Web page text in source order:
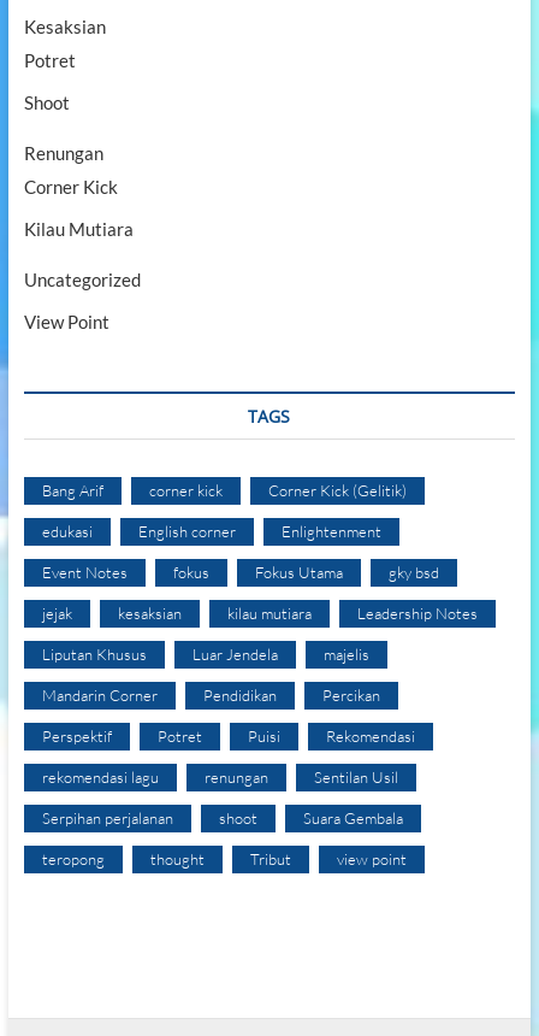
Kesaksian
Potret
Shoot
Renungan
Corner Kick
Kilau Mutiara
Uncategorized
View Point
TAGS
Bang Arif corner kick Corner Kick (Gelitik)
edukasi English corner Enlightenment
Event Notes fokus Fokus Utama gky bsd
jejak kesaksian kilau mutiara Leadership Notes
Liputan Khusus Luar Jendela majelis
Mandarin Corner Pendidikan Percikan
Perspektif Potret Puisi Rekomendasi
rekomendasi lagu renungan Sentilan Usil
Serpihan perjalanan shoot Suara Gembala
teropong thought Tribut view point